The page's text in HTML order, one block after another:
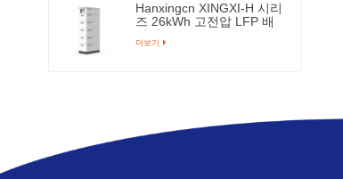
Hanxingcn XINGXI-H 시리
즈 26kWh 고전압 LFP 배
터리
더보기